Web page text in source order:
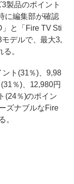
製品のポイント
に編集部が確認
と「Fire TV Sti
デルで、最大3,
。
ト(31％)、9,98
％)、12,980円
(24％)のポイン
ズナブルなFire
。